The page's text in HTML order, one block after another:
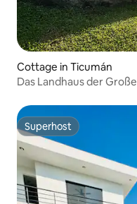
Cottage in Ticumán
Das Landhaus der
Superhost
Superhost